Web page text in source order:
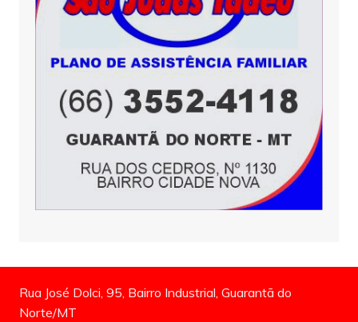
Rua José Dolci, 95, Bairro Industrial, Guarantã do
Norte/MT